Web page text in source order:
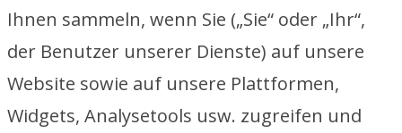
Ihnen sammeln, wenn Sie („Sie“ oder „Ihr“,
der Benutzer unserer Dienste) auf unsere
Website sowie auf unsere Plattformen,
Widgets, Analysetools usw. zugreifen und